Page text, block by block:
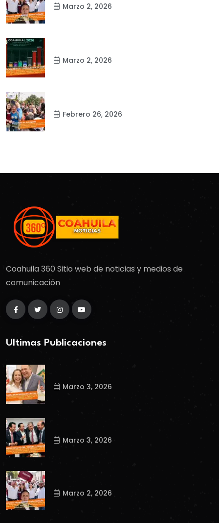
Marzo 2, 2026
Marzo 2, 2026
Febrero 26, 2026
Coahuila 360 Sitio web de noticias y medios de
comunicación
Ultimas Publicaciones
Marzo 3, 2026
Marzo 3, 2026
Marzo 2, 2026